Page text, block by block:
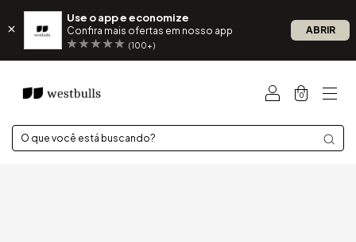
Use o app e economize
Confira mais ofertas em nosso app
(100+)
ABRIR
0